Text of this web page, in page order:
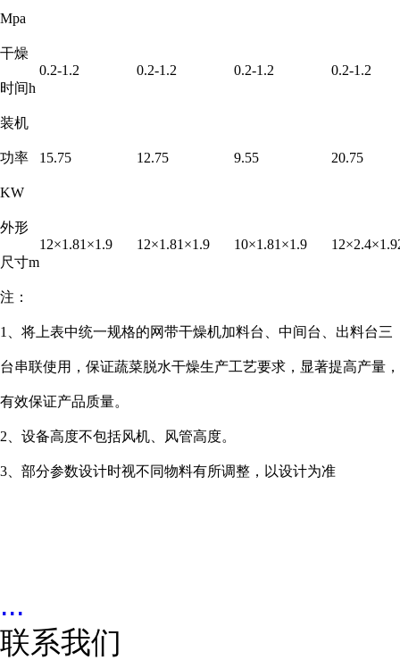
Mpa
干燥
时间h
0.2-1.2 0.2-1.2 0.2-1.2 0.2-1.2
装机
功率
KW
15.75 12.75 9.55 20.75
外形
尺寸m
12×1.81×1.9 12×1.81×1.9 10×1.81×1.9
注：
1、将上表中统一规格的网带干燥机加料台、中间台、出料台三
台串联使用，保证蔬菜脱水干燥生产工艺要求，显著提高产量，
有效保证产品质量。
2、设备高度不包括风机、风管高度。
3、部分参数设计时视不同物料有所调整，以设计为准
...
联系我们